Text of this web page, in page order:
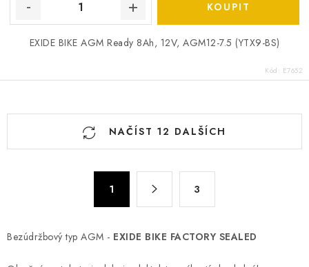
EXIDE BIKE AGM Ready 8Ah, 12V, AGM12-7.5 (YTX9-BS)
Kód: E7652
O
c
í
NAČÍST 12 DALŠÍCH
á
n
k
1 3
Bezúdržbový typ AGM - EXIDE BIKE FACTORY SEALED